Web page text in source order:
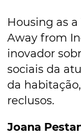
Housing as
Away from
inovador
sociais da
da
reclusos.
Joana